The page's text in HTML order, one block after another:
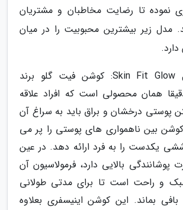
نموده تا رضایت مخاطبان و مشتریان
مدل زیر بیشترین محبوبیت را در میان
کوشن مدل Skin Fit Glow: کوشن فیت گلو برند
همان محصولی است که افراد علاقه
پوستی درخشان و براق باید به سراغ آن
بین ناهمواری های پوستی را پر می
یکدست را به فرد ارائه دهد. در عین
پوشانندگی بالایی دارد، فرمولاسیون آن
و راحت است تا برای مدتی طولانی
بماند. این کوشن اینیسفری بعلاوه